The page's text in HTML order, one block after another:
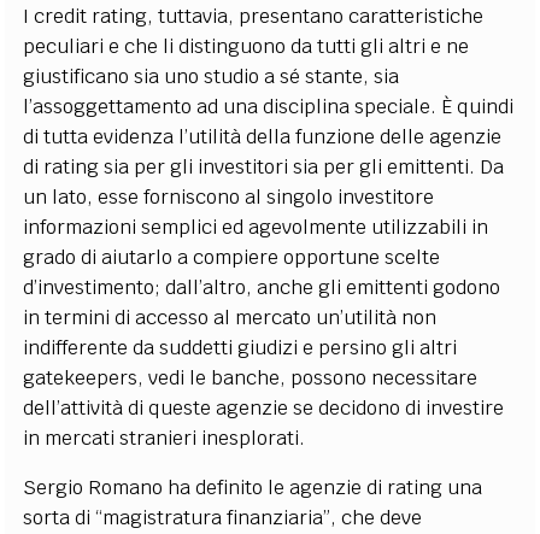
I credit rating, tuttavia, presentano caratteristiche
peculiari e che li distinguono da tutti gli altri e ne
giustificano sia uno studio a sé stante, sia
l’assoggettamento ad una disciplina speciale. È quindi
di tutta evidenza l’utilità della funzione delle agenzie
di rating sia per gli investitori sia per gli emittenti. Da
un lato, esse forniscono al singolo investitore
informazioni semplici ed agevolmente utilizzabili in
grado di aiutarlo a compiere opportune scelte
d’investimento; dall’altro, anche gli emittenti godono
in termini di accesso al mercato un’utilità non
indifferente da suddetti giudizi e persino gli altri
gatekeepers, vedi le banche, possono necessitare
dell’attività di queste agenzie se decidono di investire
in mercati stranieri inesplorati.
Sergio Romano ha definito le agenzie di rating una
sorta di “magistratura finanziaria”, che deve